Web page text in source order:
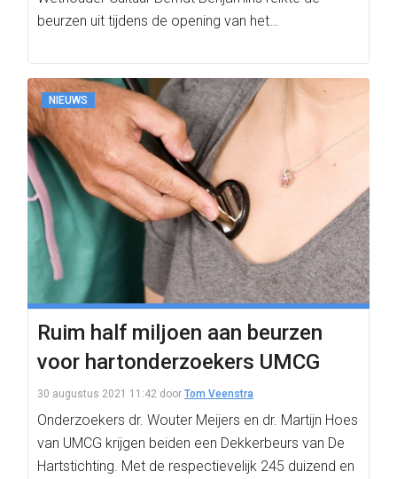
beurzen uit tijdens de opening van het…
NIEUWS
Ruim half miljoen aan beurzen
voor hartonderzoekers UMCG
30 augustus 2021 11:42 door Tom Veenstra
Onderzoekers dr. Wouter Meijers en dr. Martijn Hoes
van UMCG krijgen beiden een Dekkerbeurs van De
Hartstichting. Met de respectievelijk 245 duizend en